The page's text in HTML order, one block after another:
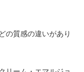
の質感の違いがあり